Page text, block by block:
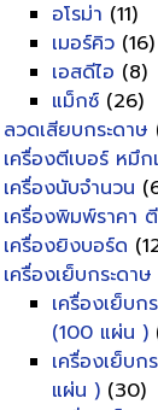
อโรม่า (11)
เมอร์คิว (16)
เอสดีไอ (8)
แม็กซ์ (26)
ลวดเสียบกระดาษ
เครื่องตีเบอร์ หมึก
เครื่องนับจำนวน
เครื่องพิมพ์ราคา
เครื่องยิงบอร์ด
เครื่องเย็บกระดาษ
เครื่องเย็บ
(100 แผ่น )
เครื่องเย็บ
แผ่น ) (30)